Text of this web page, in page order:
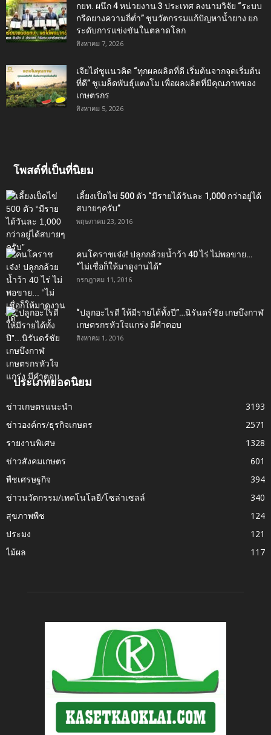
กยท. ผนึก 4 หน่วยงาน 3 ประเทศ ลงนามวิจัย “ระบบ
กรีดยางความถี่ต่ำ” ชูนวัตกรรมแก้ปัญหาน้ำยาง ยก
ระดับการแข่งขันในตลาดโลก
สิงหาคม 7, 2026
เจียไต๋ชูแนวคิด “ทุกผลผลิตที่ดี เริ่มต้นจากจุดเริ่มต้น
ที่ดี” ชูเมล็ดพันธุ์แตงโม เพื่อผลผลิตที่มีคุณภาพของ
เกษตรกร
สิงหาคม 5, 2026
โพสต์ที่เป็นที่นิยม
เลี้ยงเป็ดไข่ 500 ตัว “มีรายได้วันละ 1,000 กว่าอยู่ได้
สบายๆครับ”
พฤษภาคม 23, 2016
คนโคราชเจ๋ง! ปลูกกล้วยน้ำว้า 40 ไร่ ไม่พอขาย…
“ไม่เชื่อก็ให้มาดูงานได้”‬
กรกฎาคม 11, 2016
“ปลูกอะไรดี ให้มีรายได้ทั้งปี”…นิรันดร์ชัย เกษบึงกาฬ
เกษตรกรหัวใจแกร่ง มีคำตอบ
สิงหาคม 1, 2016
ประเภทยอดนิยม
ข่าวเกษตรแนะนำ
3193
ข่าวองค์กร/ธุรกิจเกษตร
2571
รายงานพิเศษ
1328
ข่าวสังคมเกษตร
601
พืชเศรษฐกิจ
394
ข่าวนวัตกรรม/เทคโนโลยี/โซล่าเซลล์
340
สุขภาพพืช
124
ประมง
121
ไม้ผล
117